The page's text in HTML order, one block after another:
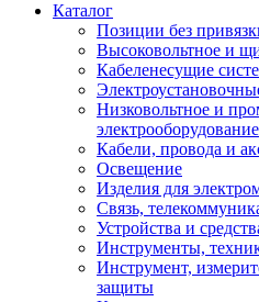
Каталог
Позиции без
Высоковольтное и
Кабеленесущие
Низковольтное и
электрооборудование
Кабели, провода и
Освещение
Изделия для
Связь,
Устройства и
Инструменты,
Инструмент,
защиты